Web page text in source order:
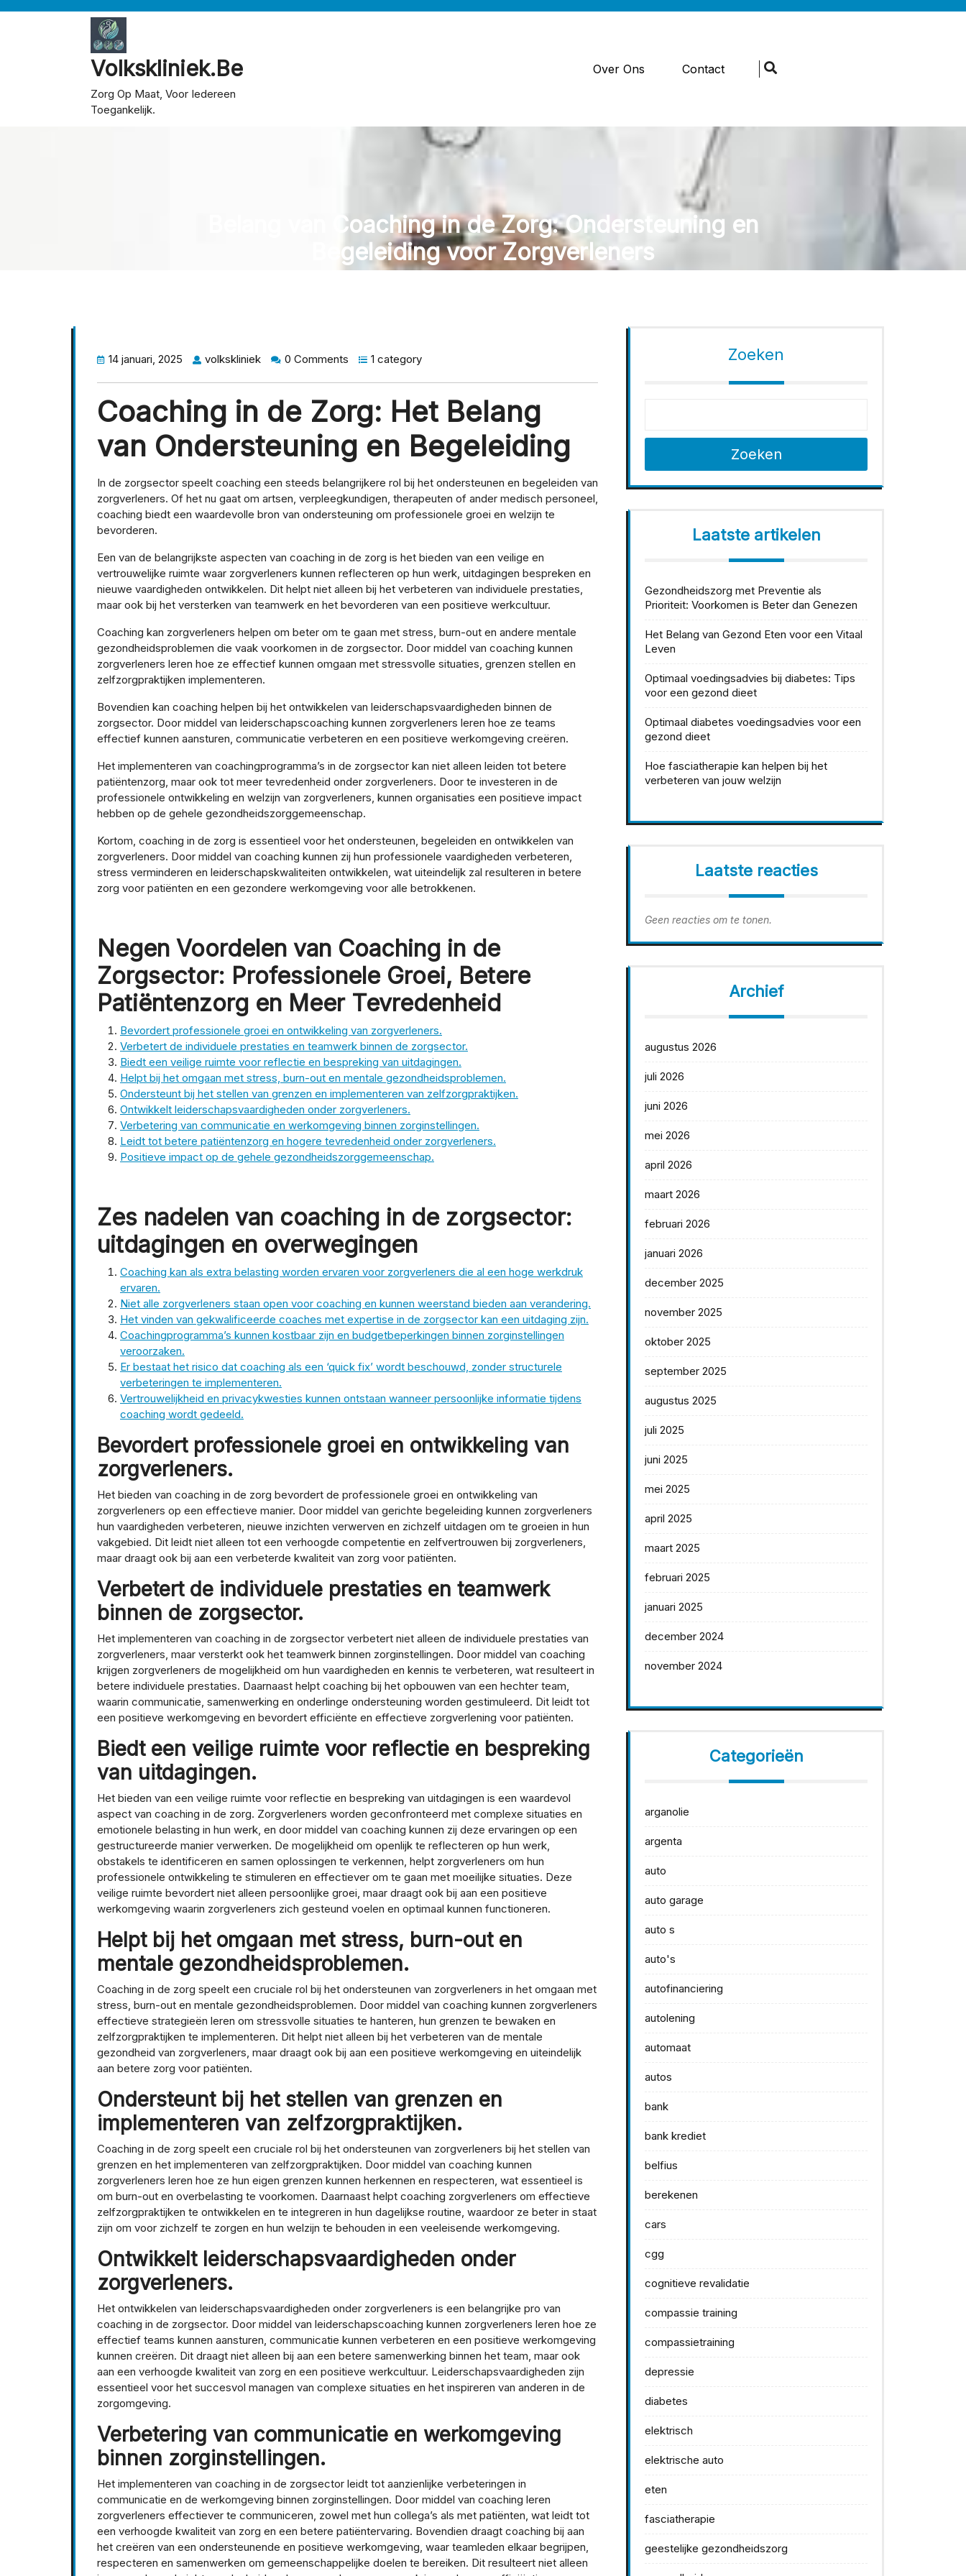
Volkskliniek.be
Zorg Op Maat, Voor Iedereen
Toegankelijk.
Over Ons Contact
Belang van Coaching in de Zorg: Ondersteuning en
Begeleiding voor Zorgverleners
14 januari, 2025 volkskliniek 0 Comments 1 category
Coaching in de Zorg: Het Belang
van Ondersteuning en Begeleiding
In de zorgsector speelt coaching een steeds belangrijkere rol bij het ondersteunen en begeleiden van
zorgverleners. Of het nu gaat om artsen, verpleegkundigen, therapeuten of ander medisch personeel,
coaching biedt een waardevolle bron van ondersteuning om professionele groei en welzijn te
bevorderen.
Een van de belangrijkste aspecten van coaching in de zorg is het bieden van een veilige en
vertrouwelijke ruimte waar zorgverleners kunnen reflecteren op hun werk, uitdagingen bespreken en
nieuwe vaardigheden ontwikkelen. Dit helpt niet alleen bij het verbeteren van individuele prestaties,
maar ook bij het versterken van teamwerk en het bevorderen van een positieve werkcultuur.
Coaching kan zorgverleners helpen om beter om te gaan met stress, burn-out en andere mentale
gezondheidsproblemen die vaak voorkomen in de zorgsector. Door middel van coaching kunnen
zorgverleners leren hoe ze effectief kunnen omgaan met stressvolle situaties, grenzen stellen en
zelfzorgpraktijken implementeren.
Bovendien kan coaching helpen bij het ontwikkelen van leiderschapsvaardigheden binnen de
zorgsector. Door middel van leiderschapscoaching kunnen zorgverleners leren hoe ze teams
effectief kunnen aansturen, communicatie verbeteren en een positieve werkomgeving creëren.
Het implementeren van coachingprogramma’s in de zorgsector kan niet alleen leiden tot betere
patiëntenzorg, maar ook tot meer tevredenheid onder zorgverleners. Door te investeren in de
professionele ontwikkeling en welzijn van zorgverleners, kunnen organisaties een positieve impact
hebben op de gehele gezondheidszorggemeenschap.
Kortom, coaching in de zorg is essentieel voor het ondersteunen, begeleiden en ontwikkelen van
zorgverleners. Door middel van coaching kunnen zij hun professionele vaardigheden verbeteren,
stress verminderen en leiderschapskwaliteiten ontwikkelen, wat uiteindelijk zal resulteren in betere
zorg voor patiënten en een gezondere werkomgeving voor alle betrokkenen.
Negen Voordelen van Coaching in de
Zorgsector: Professionele Groei, Betere
Patiëntenzorg en Meer Tevredenheid
Bevordert professionele groei en ontwikkeling van zorgverleners.
Verbetert de individuele prestaties en teamwerk binnen de zorgsector.
Biedt een veilige ruimte voor reflectie en bespreking van uitdagingen.
Helpt bij het omgaan met stress, burn-out en mentale gezondheidsproblemen.
Ondersteunt bij het stellen van grenzen en implementeren van zelfzorgpraktijken.
Ontwikkelt leiderschapsvaardigheden onder zorgverleners.
Verbetering van communicatie en werkomgeving binnen zorginstellingen.
Leidt tot betere patiëntenzorg en hogere tevredenheid onder zorgverleners.
Positieve impact op de gehele gezondheidszorggemeenschap.
Zes nadelen van coaching in de zorgsector:
uitdagingen en overwegingen
Coaching kan als extra belasting worden ervaren voor zorgverleners die al een hoge werkdruk
ervaren.
Niet alle zorgverleners staan open voor coaching en kunnen weerstand bieden aan verandering.
Het vinden van gekwalificeerde coaches met expertise in de zorgsector kan een uitdaging zijn.
Coachingprogramma’s kunnen kostbaar zijn en budgetbeperkingen binnen zorginstellingen
veroorzaken.
Er bestaat het risico dat coaching als een ‘quick fix’ wordt beschouwd, zonder structurele
verbeteringen te implementeren.
Vertrouwelijkheid en privacykwesties kunnen ontstaan wanneer persoonlijke informatie tijdens
coaching wordt gedeeld.
Bevordert professionele groei en ontwikkeling van
zorgverleners.
Het bieden van coaching in de zorg bevordert de professionele groei en ontwikkeling van
zorgverleners op een effectieve manier. Door middel van gerichte begeleiding kunnen zorgverleners
hun vaardigheden verbeteren, nieuwe inzichten verwerven en zichzelf uitdagen om te groeien in hun
vakgebied. Dit leidt niet alleen tot een verhoogde competentie en zelfvertrouwen bij zorgverleners,
maar draagt ook bij aan een verbeterde kwaliteit van zorg voor patiënten.
Verbetert de individuele prestaties en teamwerk
binnen de zorgsector.
Het implementeren van coaching in de zorgsector verbetert niet alleen de individuele prestaties van
zorgverleners, maar versterkt ook het teamwerk binnen zorginstellingen. Door middel van coaching
krijgen zorgverleners de mogelijkheid om hun vaardigheden en kennis te verbeteren, wat resulteert in
betere individuele prestaties. Daarnaast helpt coaching bij het opbouwen van een hechter team,
waarin communicatie, samenwerking en onderlinge ondersteuning worden gestimuleerd. Dit leidt tot
een positieve werkomgeving en bevordert efficiënte en effectieve zorgverlening voor patiënten.
Biedt een veilige ruimte voor reflectie en bespreking
van uitdagingen.
Het bieden van een veilige ruimte voor reflectie en bespreking van uitdagingen is een waardevol
aspect van coaching in de zorg. Zorgverleners worden geconfronteerd met complexe situaties en
emotionele belasting in hun werk, en door middel van coaching kunnen zij deze ervaringen op een
gestructureerde manier verwerken. De mogelijkheid om openlijk te reflecteren op hun werk,
obstakels te identificeren en samen oplossingen te verkennen, helpt zorgverleners om hun
professionele ontwikkeling te stimuleren en effectiever om te gaan met moeilijke situaties. Deze
veilige ruimte bevordert niet alleen persoonlijke groei, maar draagt ook bij aan een positieve
werkomgeving waarin zorgverleners zich gesteund voelen en optimaal kunnen functioneren.
Helpt bij het omgaan met stress, burn-out en
mentale gezondheidsproblemen.
Coaching in de zorg speelt een cruciale rol bij het ondersteunen van zorgverleners in het omgaan met
stress, burn-out en mentale gezondheidsproblemen. Door middel van coaching kunnen zorgverleners
effectieve strategieën leren om stressvolle situaties te hanteren, hun grenzen te bewaken en
zelfzorgpraktijken te implementeren. Dit helpt niet alleen bij het verbeteren van de mentale
gezondheid van zorgverleners, maar draagt ook bij aan een positieve werkomgeving en uiteindelijk
aan betere zorg voor patiënten.
Ondersteunt bij het stellen van grenzen en
implementeren van zelfzorgpraktijken.
Coaching in de zorg speelt een cruciale rol bij het ondersteunen van zorgverleners bij het stellen van
grenzen en het implementeren van zelfzorgpraktijken. Door middel van coaching kunnen
zorgverleners leren hoe ze hun eigen grenzen kunnen herkennen en respecteren, wat essentieel is
om burn-out en overbelasting te voorkomen. Daarnaast helpt coaching zorgverleners om effectieve
zelfzorgpraktijken te ontwikkelen en te integreren in hun dagelijkse routine, waardoor ze beter in staat
zijn om voor zichzelf te zorgen en hun welzijn te behouden in een veeleisende werkomgeving.
Ontwikkelt leiderschapsvaardigheden onder
zorgverleners.
Het ontwikkelen van leiderschapsvaardigheden onder zorgverleners is een belangrijke pro van
coaching in de zorgsector. Door middel van leiderschapscoaching kunnen zorgverleners leren hoe ze
effectief teams kunnen aansturen, communicatie kunnen verbeteren en een positieve werkomgeving
kunnen creëren. Dit draagt niet alleen bij aan een betere samenwerking binnen het team, maar ook
aan een verhoogde kwaliteit van zorg en een positieve werkcultuur. Leiderschapsvaardigheden zijn
essentieel voor het succesvol managen van complexe situaties en het inspireren van anderen in de
zorgomgeving.
Verbetering van communicatie en werkomgeving
binnen zorginstellingen.
Het implementeren van coaching in de zorgsector leidt tot aanzienlijke verbeteringen in
communicatie en de werkomgeving binnen zorginstellingen. Door middel van coaching leren
zorgverleners effectiever te communiceren, zowel met hun collega’s als met patiënten, wat leidt tot
een verhoogde kwaliteit van zorg en een betere patiëntervaring. Bovendien draagt coaching bij aan
het creëren van een ondersteunende en positieve werkomgeving, waar teamleden elkaar begrijpen,
respecteren en samenwerken om gemeenschappelijke doelen te bereiken. Dit resulteert niet alleen
Zoeken
Zoeken
Laatste artikelen
Gezondheidszorg met Preventie als
Prioriteit: Voorkomen is Beter dan Genezen
Het Belang van Gezond Eten voor een Vitaal
Leven
Optimaal voedingsadvies bij diabetes: Tips
voor een gezond dieet
Optimaal diabetes voedingsadvies voor een
gezond dieet
Hoe fasciatherapie kan helpen bij het
verbeteren van jouw welzijn
Laatste reacties
Geen reacties om te tonen.
Archief
augustus 2026
juli 2026
juni 2026
mei 2026
april 2026
maart 2026
februari 2026
januari 2026
december 2025
november 2025
oktober 2025
september 2025
augustus 2025
juli 2025
juni 2025
mei 2025
april 2025
maart 2025
februari 2025
januari 2025
december 2024
november 2024
Categorieën
arganolie
argenta
auto
auto garage
auto s
auto's
autofinanciering
autolening
automaat
autos
bank
bank krediet
belfius
berekenen
cars
cgg
cognitieve revalidatie
compassie training
compassietraining
depressie
diabetes
elektrisch
elektrische auto
eten
fasciatherapie
geestelijke gezondheidszorg